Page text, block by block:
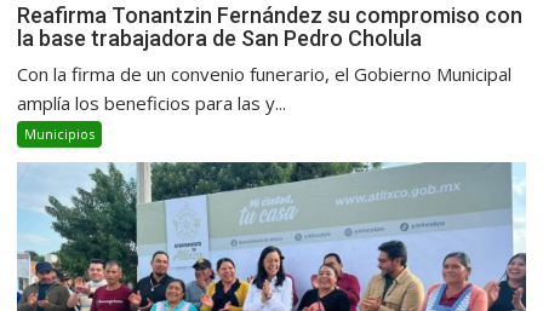
Reafirma Tonantzin Fernández su compromiso con
la base trabajadora de San Pedro Cholula
Con la firma de un convenio funerario, el Gobierno Municipal
amplía los beneficios para las y...
Municipios